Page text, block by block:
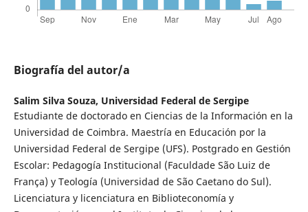
Biografía del autor/a
Salim Silva Souza, Universidad Federal de Sergipe
Estudiante de doctorado en Ciencias de la Información en la
Universidad de Coimbra. Maestría en Educación por la
Universidad Federal de Sergipe (UFS). Postgrado en Gestión
Escolar: Pedagogía Institucional (Faculdade São Luiz de
França) y Teología (Universidad de São Caetano do Sul).
Licenciatura y licenciatura en Biblioteconomía y